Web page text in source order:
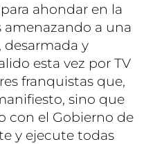
ahondar en la
amenazando a una
desarmada y
esta vez por TV
franquistas que,
sino que
con el Gobierno de
y ejecute todas